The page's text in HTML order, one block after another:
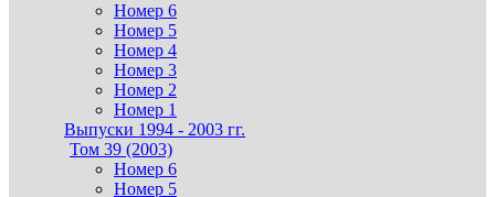
Номер 6
Номер 5
Номер 4
Номер 3
Номер 2
Номер 1
Выпуски 1994 - 2003 гг.
Том 39 (2003)
Номер 6
Номер 5